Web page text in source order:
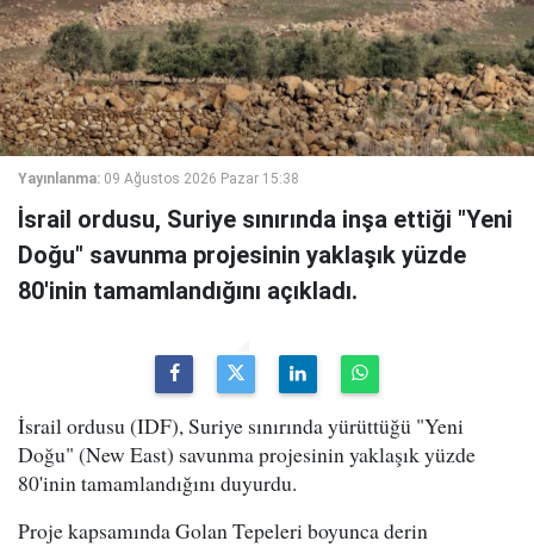
Yayınlanma: 09 Ağustos 2026 Pazar 15:38
İsrail ordusu, Suriye sınırında inşa ettiği "Yeni
Doğu" savunma projesinin yaklaşık yüzde
80'inin tamamlandığını açıkladı.
İsrail ordusu (IDF), Suriye sınırında yürüttüğü "Yeni
Doğu" (New East) savunma projesinin yaklaşık yüzde
80'inin tamamlandığını duyurdu.
Proje kapsamında Golan Tepeleri boyunca derin